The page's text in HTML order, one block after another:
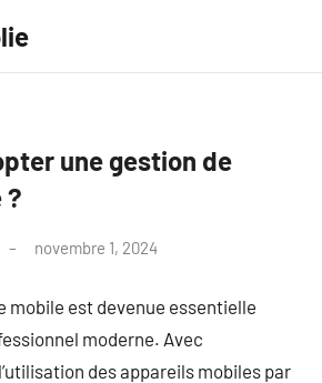
une gestion de
?
novembre 1, 2024
mobile est devenue essentielle
moderne. Avec
des appareils mobiles par